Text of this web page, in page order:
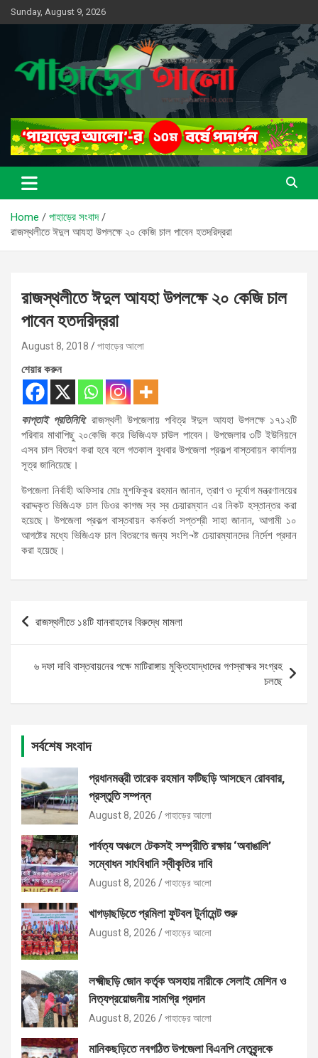
Skip
to
Sunday, August 9, 2026
পাহাড়ের আলো
সত্যের সন্ধানে, পাহাড়ের পথে
Home
পাহাড়ের সংবাদ
রাজস্থলীতে ঈদুল আযহা উপলক্ষে ২০ কেজি চাল পাবেন হতদরিদ্ররা
রাজস্থলীতে ঈদুল আযহা উপলক্ষে ২০ কেজি চাল
পাবেন হতদরিদ্ররা
August 8, 2018 পাহাড়ের আলো
শেয়ার করুন
কাপ্তাই প্রতিনিধি: রাজস্থলী উপজেলায় পবিত্র ঈদুল আযহা উপলক্ষে ১৭১২টি
পরিবার মাথাপিছু ২০কেজি করে ভিজিএফ চাউল পাবেন। উপজেলার ৩টি ইউনিয়নে
এসব চাল বিতরণ করা হবে বলে গতকাল বুধবার উপজেলা প্রকল্প বাস্তবায়ন কার্যালয়
সূত্র জানিয়েছে।
উপজেলা নির্বাহী অফিসার মোঃ মুশফিকুর রহমান জানান, ত্রাণ ও দূর্যোগ মন্ত্রণালয়ের
বরাদ্দকৃত ভিজিএফ চাল ডিওর কাগজ স্ব স্ব চেয়ারম্যান এর নিকট হস্তান্তর করা
হয়েছে। উপজেলা প্রকল্প বাস্তবায়ন কর্মকর্তা সপ্তশ্রী সাহা জানান, আগামী ১০
আগষ্টের মধ্যে ভিজিএফ চাল বিতরণের জন্য সংশি¬ষ্ট চেয়ারম্যানদের নির্দেশ প্রদান
করা হয়েছে।
Post
navigation
রাজস্থলীতে ১৪টি যানবাহনের বিরুদ্ধে মামলা
৬ দফা দাবি বাস্তবায়নের পক্ষে মাটিরাঙ্গায় মুক্তিযোদ্ধাদের গণস্বাক্ষর সংগ্রহ
চলছে
সর্বশেষ সংবাদ
প্রধানমন্ত্রী তারেক রহমান ফটিছড়ি আসছেন রোববার,
প্রস্তুতি সম্পন্ন
August 8, 2026 পাহাড়ের আলো
পার্বত্য অঞ্চলে টেকসই সম্প্রীতি রক্ষায় ‘অবাঙালি’
সম্বোধন সাংবিধানি স্বীকৃতির দাবি
August 8, 2026 পাহাড়ের আলো
খাগড়াছড়িতে প্রমিলা ফুটবল টুর্নামেন্ট শুরু
August 8, 2026 পাহাড়ের আলো
লক্ষ্মীছড়ি জোন কর্তৃক অসহায় নারীকে সেলাই মেশিন ও
নিত্যপ্রয়োজনীয় সামগ্রি প্রদান
August 8, 2026 পাহাড়ের আলো
মানিকছড়িতে নবগঠিত উপজেলা বিএনপি নেতৃবৃন্দকে